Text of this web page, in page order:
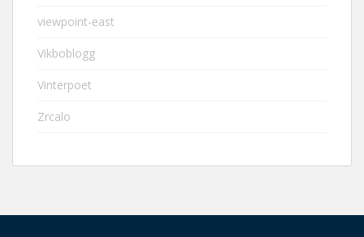
viewpoint-east
Vikboblogg
Vinterpoet
Zrcalo